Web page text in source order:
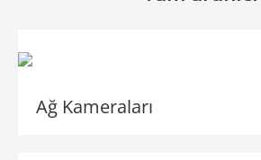
Ağ Kameraları